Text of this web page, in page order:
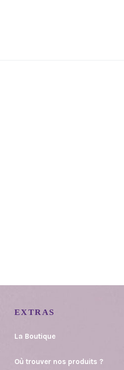
EXTRAS
La Boutique
Où trouver nos produits ?